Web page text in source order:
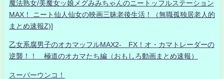
魔法熟女/美魔女ッ娘メグみみちゃんのニートッフルステーション
MAX！ ニート仙人仙女の映画三昧老後生活！（無職孤独居老人的
まとめ速報Z)]
乙女系腐男子のオカマッフルMAX2- FX！オ・カマトレーダーの
逆襲！！ 極道のオカマたち編（おもしろ動画まとめ速報）
スーパーウンコ！